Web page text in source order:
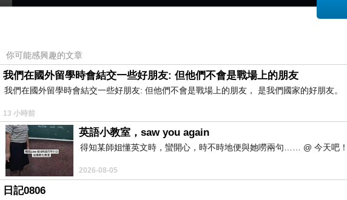
你可能感興趣的文章
我們在國外留學時會結交一些好朋友: 但他們不會是戰場上的朋友
我們在國外留學時會結交一些好朋友: 但他們不會是戰場上的朋友， 是我們國家的好朋友
13 小時前
英語小教室，saw you again
得知某師姐懂英文時，蠻開心，時不時地便與她嘮兩句…… @ 今天吧
2026-08-05
日記0806